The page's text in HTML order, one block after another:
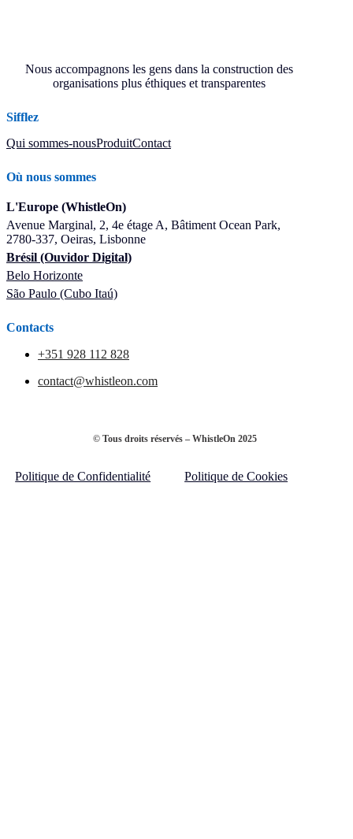
Nous accompagnons les gens dans la construction des
organisations plus éthiques et transparentes
Sifflez
Qui sommes-nousProduitContact
Où nous sommes
L'Europe (WhistleOn)
Avenue Marginal, 2, 4e étage A, Bâtiment Ocean Park,
2780-337, Oeiras, Lisbonne
Brésil (Ouvidor Digital)
Belo Horizonte
São Paulo (Cubo Itaú)
Contacts
+351 928 112 828
contact@whistleon.com
© Tous droits réservés – WhistleOn 2025
Politique de Confidentialité Politique de Cookies